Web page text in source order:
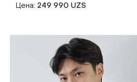
Цена: 249 990 UZS